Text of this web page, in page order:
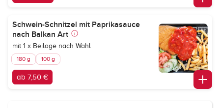
Schwein-Schnitzel mit Paprikasauce
nach Balkan Art
mit 1 x Beilage nach Wahl
180 g 100 g
ab 7,50 €